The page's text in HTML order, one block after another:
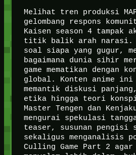
Melihat tren produksi
gelombang respons
Kaisen season 4 tampak
titik balik arah narasi.
soal siapa yang gugur,
bagaimana dunia sihir
game mematikan dengan
global. Konten anime ini
memantik diskusi
etika hingga teori
Master Tengen dan
mengurai spekulasi
teaser, susunan pengisi
sekaligus menganalisis
Culling Game Part 2 agar